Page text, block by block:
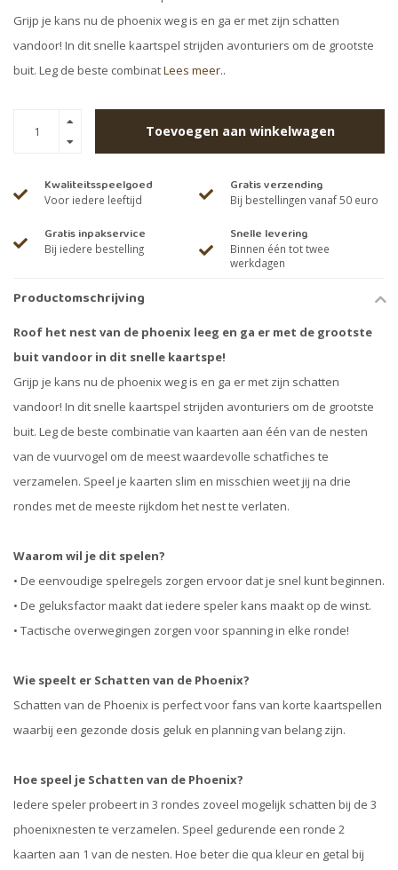
Grijp je kans nu de phoenix weg is en ga er met zijn schatten
vandoor! In dit snelle kaartspel strijden avonturiers om de grootste
buit. Leg de beste combinatLees meer..
Toevoegen aan winkelwagen
Kwaliteitsspeelgoed
Voor iedere leeftijd
Gratis verzending
Bij bestellingen vanaf 50 euro
Gratis inpakservice
Bij iedere bestelling
Snelle levering
Binnen één tot twee
werkdagen
Productomschrijving
Roof het nest van de phoenix leeg en ga er met de grootste
buit vandoor in dit snelle kaartspe!
Grijp je kans nu de phoenix weg is en ga er met zijn schatten
vandoor! In dit snelle kaartspel strijden avonturiers om de grootste
buit. Leg de beste combinatie van kaarten aan één van de nesten
van de vuurvogel om de meest waardevolle schatfiches te
verzamelen. Speel je kaarten slim en misschien weet jij na drie
rondes met de meeste rijkdom het nest te verlaten.
Waarom wil je dit spelen?
• De eenvoudige spelregels zorgen ervoor dat je snel kunt beginnen.
• De geluksfactor maakt dat iedere speler kans maakt op de winst.
• Tactische overwegingen zorgen voor spanning in elke ronde!
Wie speelt er Schatten van de Phoenix?
Schatten van de Phoenix is perfect voor fans van korte kaartspellen
waarbij een gezonde dosis geluk en planning van belang zijn.
Hoe speel je Schatten van de Phoenix?
Iedere speler probeert in 3 rondes zoveel mogelijk schatten bij de 3
phoenixnesten te verzamelen. Speel gedurende een ronde 2
kaarten aan 1 van de nesten. Hoe beter die qua kleur en getal bij